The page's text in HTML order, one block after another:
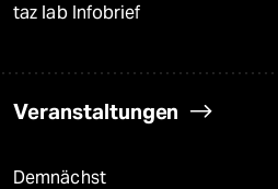
taz lab Infobrief
Veranstaltungen
Demnächst